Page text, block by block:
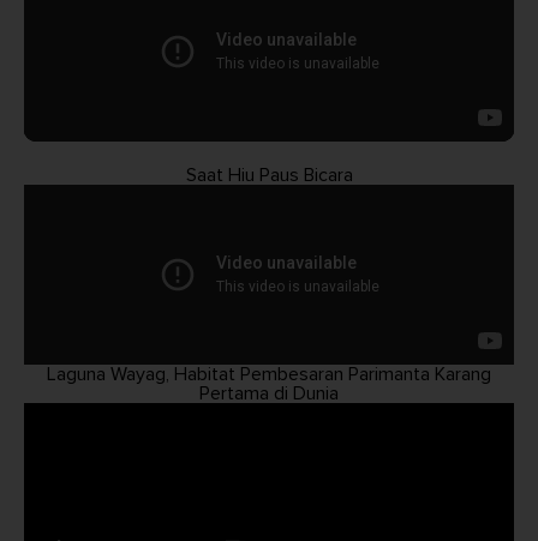
Saat Hiu Paus Bicara
Laguna Wayag, Habitat Pembesaran Parimanta Karang
Pertama di Dunia